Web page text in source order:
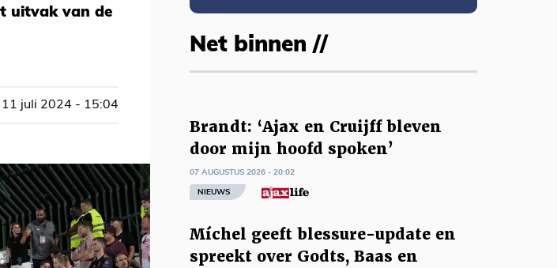
uitvak van de
11 juli 2024 - 15:04
Net binnen //
Brandt: ‘Ajax en Cruijff bleven
door mijn hoofd spoken’
07 AUGUSTUS 2026 - 20:02
NIEUWS
Míchel geeft blessure-update en
spreekt over Godts, Baas en